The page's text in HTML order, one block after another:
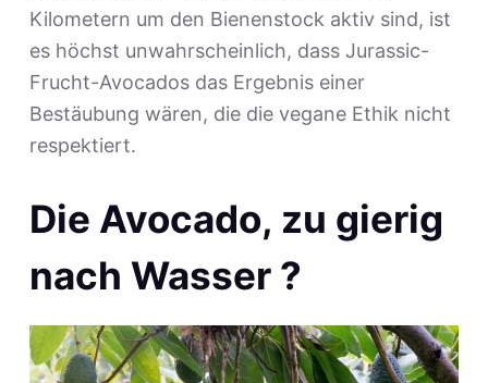
Kilometern um den Bienenstock aktiv sind, ist
es höchst unwahrscheinlich, dass Jurassic-
Frucht-Avocados das Ergebnis einer
Bestäubung wären, die die vegane Ethik nicht
respektiert.
Die Avocado, zu gierig
nach Wasser ?